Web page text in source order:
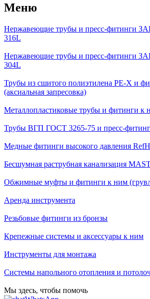
Меню
Нержавеющие трубы и пресс-фитинги
316L
Нержавеющие трубы и пресс-фитинги
304L
Трубы из сшитого полиэтилена PE-X и
(аксиальная запресовка)
Металлопластиковые трубы и фитинги к
Трубы ВГП ГОСТ 3265-75 и пресс-
Медные фитинги высокого давления
Бесшумная раструбная канализация
Обжимные муфты и фитинги к ним
Аренда инструмента
Резьбовые фитинги из бронзы
Крепежные системы и аксессуары к ним
Инструменты для монтажа
Системы напольного отопления и
Мы здесь, чтобы помочь